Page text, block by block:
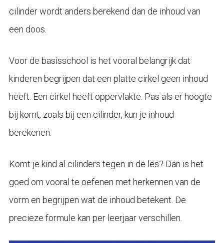
cilinder wordt anders berekend dan de inhoud van
een doos.
Voor de basisschool is het vooral belangrijk dat
kinderen begrijpen dat een platte cirkel geen inhoud
heeft. Een cirkel heeft oppervlakte. Pas als er hoogte
bij komt, zoals bij een cilinder, kun je inhoud
berekenen.
Komt je kind al cilinders tegen in de les? Dan is het
goed om vooral te oefenen met herkennen van de
vorm en begrijpen wat de inhoud betekent. De
precieze formule kan per leerjaar verschillen.